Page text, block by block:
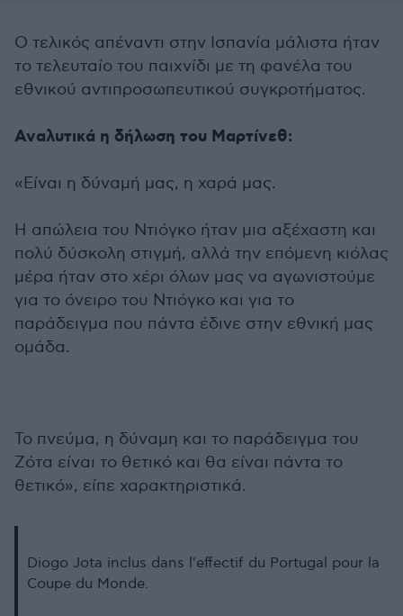
Ο τελικός απέναντι στην Ισπανία μάλιστα ήταν
το τελευταίο του παιχνίδι με τη φανέλα του
εθνικού αντιπροσωπευτικού συγκροτήματος.
Αναλυτικά η δήλωση του Μαρτίνεθ:
«Είναι η δύναμή μας, η χαρά μας.
Η απώλεια του Ντιόγκο ήταν μια αξέχαστη και
πολύ δύσκολη στιγμή, αλλά την επόμενη κιόλας
μέρα ήταν στο χέρι όλων μας να αγωνιστούμε
για το όνειρο του Ντιόγκο και για το
παράδειγμα που πάντα έδινε στην εθνική μας
ομάδα.
Το πνεύμα, η δύναμη και το παράδειγμα του
Ζότα είναι το θετικό και θα είναι πάντα το
θετικό», είπε χαρακτηριστικά.
Diogo Jota inclus dans l'effectif du Portugal pour la
Coupe du Monde.